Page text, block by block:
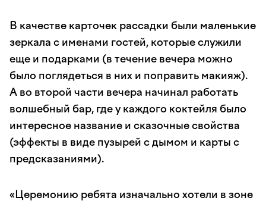
В качестве карточек рассадки были маленькие
зеркала с именами гостей, которые служили
еще и подарками (в течение вечера можно
было поглядеться в них и поправить макияж).
А во второй части вечера начинал работать
волшебный бар, где у каждого коктейля было
интересное название и сказочные свойства
(эффекты в виде пузырей с дымом и карты с
предсказаниями).
«Церемонию ребята изначально хотели в зоне